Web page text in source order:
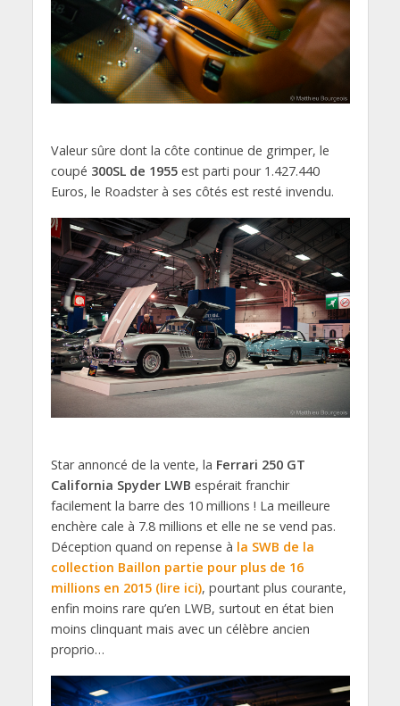
Valeur sûre dont la côte continue de grimper, le
coupé 300SL de 1955est parti pour 1.427.440
Euros, le Roadster à ses côtés est resté invendu.
Star annoncé de la vente, la Ferrari 250 GT
California Spyder LWB espérait franchir
facilement la barre des 10 millions ! La meilleure
enchère cale à 7.8 millions et elle ne se vend pas.
Déception quand on repense à la SWB de la
collection Baillon partie pour plus de 16
millions en 2015 (lire ici), pourtant plus courante,
enfin moins rare qu’en LWB, surtout en état bien
moins clinquant mais avec un célèbre ancien
proprio…